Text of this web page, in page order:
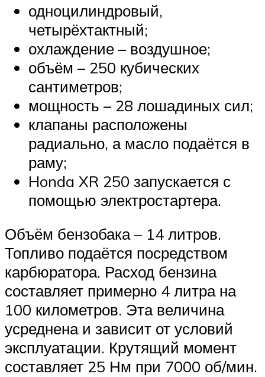
одноцилиндровый,
четырёхтактный;
охлаждение – воздушное;
объём – 250 кубических
сантиметров;
мощность – 28 лошадиных сил;
клапаны расположены
радиально, а масло подаётся в
раму;
Honda XR 250 запускается с
помощью электростартера.
Объём бензобака – 14 литров.
Топливо подаётся посредством
карбюратора. Расход бензина
составляет примерно 4 литра на
100 километров. Эта величина
усреднена и зависит от условий
эксплуатации. Крутящий момент
составляет 25 Нм при 7000 об/мин.